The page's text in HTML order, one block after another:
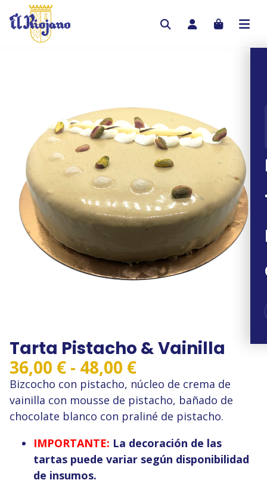
Tarta Pistacho & Vainilla
36,00 € - 48,00 €Rango
de
precios:
desde
36,00 €
hasta
Bizcocho con pistacho, núcleo de crema de
vainilla con mousse de pistacho, bañado de
chocolate blanco con praliné de pistacho.
IMPORTANTE: La decoración de las
tartas puede variar según disponibilidad
de insumos.